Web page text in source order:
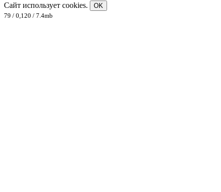
Сайт использует cookies.
OK
79 / 0,120 / 7.4mb